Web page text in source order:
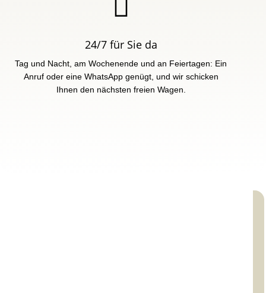
24/7 für Sie da
Tag und Nacht, am Wochenende und an Feiertagen: Ein
Anruf oder eine WhatsApp genügt, und wir schicken
Ihnen den nächsten freien Wagen.